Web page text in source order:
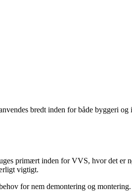
bredt inden for både byggeri og
primært inden for VVS, hvor det er
vigtigt.
for nem demontering og montering.